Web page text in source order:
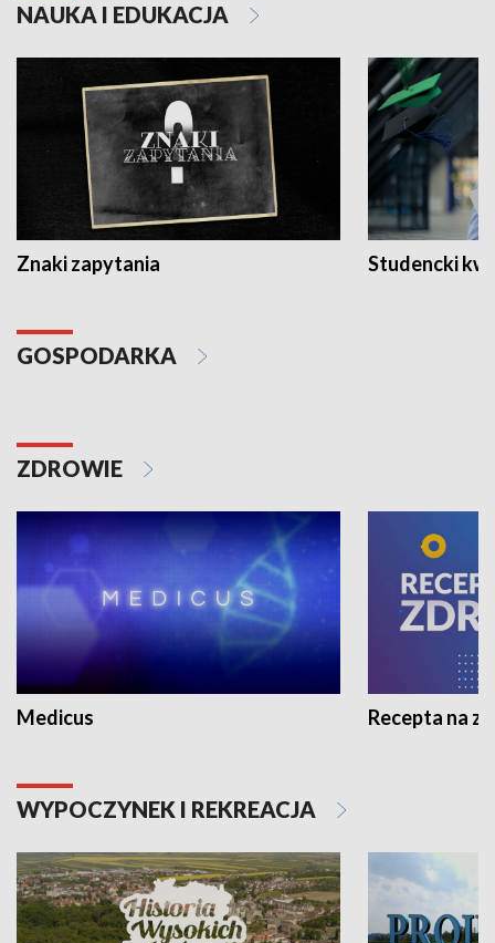
NAUKA I EDUKACJA
Znaki zapytania Studencki
GOSPODARKA
ZDROWIE
Medicus Recepta na
WYPOCZYNEK I REKREACJA